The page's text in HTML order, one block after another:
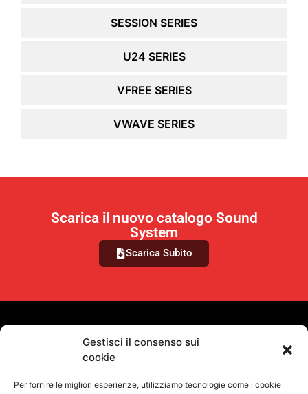
Gestisci il consenso sui
cookie
Per fornire le migliori esperienze, utilizziamo tecnologie come i cookie
SESSION SERIES
U24 SERIES
VFREE SERIES
VWAVE SERIES
Scarica il nuovo catalogo Sound
System
Scarica Subito
VUOI RIMANERE AGGIORNATO?